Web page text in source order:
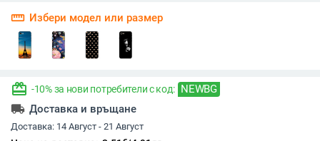
straighten Избери модел или размер
redeem -10% за нови потребители с код: NEWBG
local_shipping Доставка и връщане
Доставка: 14 Август - 21 Август